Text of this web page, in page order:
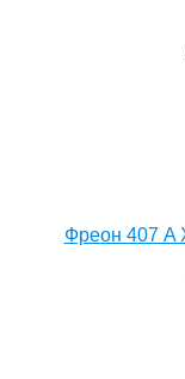
Фреон 407 A